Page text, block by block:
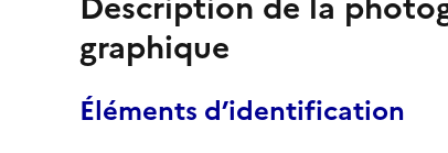
graphique
Éléments d’identification